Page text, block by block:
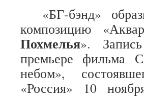
«БГ-бэнд»
композицию
Похмелья».
премьере фильма
небом»,
«Россия» 10